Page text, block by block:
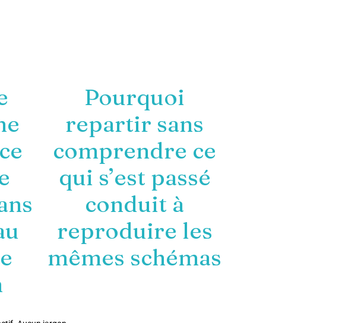
Pourquoi
repartir sans
comprendre ce
qui s’est passé
conduit à
reproduire les
mêmes schémas